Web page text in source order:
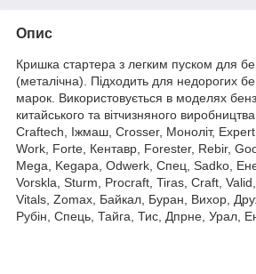
Опис
Кришка стартера з легким пуском для
(металічна). Підходить для недорогих
марок. Використовується в моделях
китайського та вітчизняного
Craftech, Іжмаш, Crosser, Моноліт,
Work, Forte, Кентавр, Forester, Rebir,
Mega, Kegapa, Odwerk, Спец, Sadko,
Vorskla, Sturm, Procraft, Tiras, Craft,
Vitals, Zomax, Байкал, Буран, Вихор,
Рубін, Спець, Тайга, Тис, Дпрне, Урал,